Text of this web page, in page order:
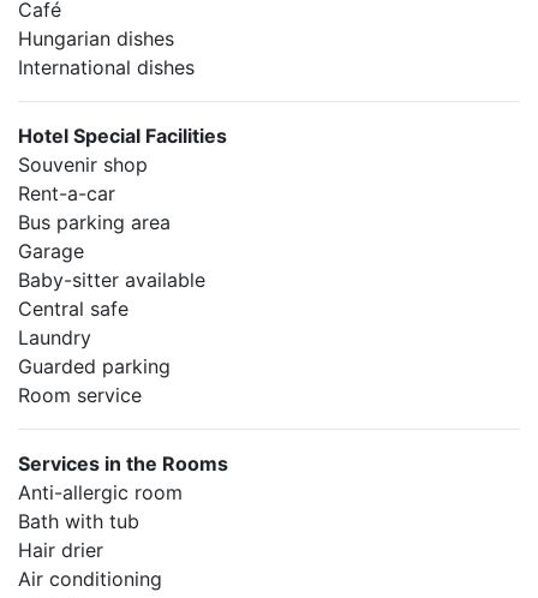
Café
Hungarian dishes
International dishes
Hotel Special Facilities
Souvenir shop
Rent-a-car
Bus parking area
Garage
Baby-sitter available
Central safe
Laundry
Guarded parking
Room service
Services in the Rooms
Anti-allergic room
Bath with tub
Hair drier
Air conditioning